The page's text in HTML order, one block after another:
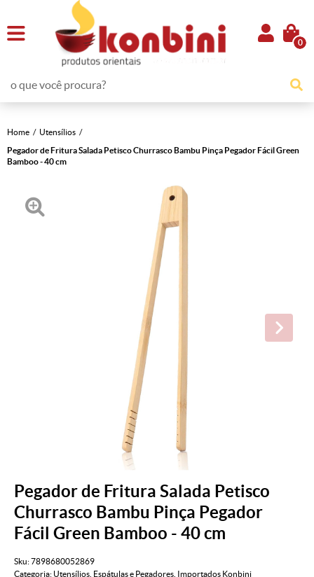
0
Home
Utensílios
Pegador de Fritura Salada Petisco Churrasco Bambu Pinça Pegador Fácil Green
Bamboo - 40 cm
Pegador de Fritura Salada Petisco
Churrasco Bambu Pinça Pegador
Fácil Green Bamboo - 40 cm
Sku:7898680052869
Categoria: Utensílios Espátulas e Pegadores
Importados Konbini